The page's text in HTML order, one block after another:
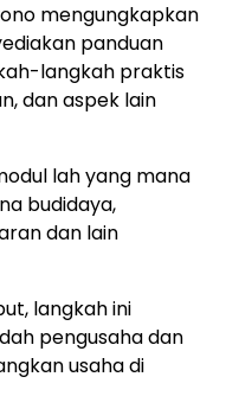
mengungkapkan
panduan
langkah praktis
dan aspek lain
lah yang mana
budidaya,
dan lain
langkah ini
pengusaha dan
usaha di